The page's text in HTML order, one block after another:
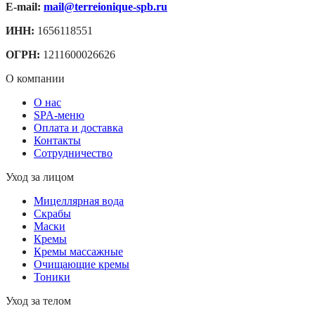
E-mail: mail@terreionique-spb.ru
ИНН: 1656118551
ОГРН: 1211600026626
О компании
О нас
SPA-меню
Оплата и доставка
Контакты
Сотрудничество
Уход за лицом
Мицеллярная вода
Скрабы
Маски
Кремы
Кремы массажные
Очищающие кремы
Тоники
Уход за телом